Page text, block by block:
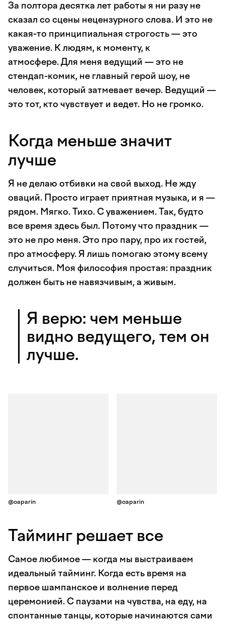
За полтора десятка лет работы я ни разу не
сказал со сцены нецензурного слова. И это не
какая-то принципиальная строгость — это
уважение. К людям, к моменту, к
атмосфере. Для меня ведущий — это не
стендап-комик, не главный герой шоу, не
человек, который затмевает вечер. Ведущий —
это тот, кто чувствует и ведет. Но не громко.
Когда меньше значит
лучше
Я не делаю отбивки на свой выход. Не жду
оваций. Просто играет приятная музыка, и я —
рядом. Мягко. Тихо. С уважением. Так, будто
все время здесь был. Потому что праздник —
это не про меня. Это про пару, про их гостей,
про атмосферу. Я лишь помогаю этому всему
случиться. Моя философия простая: праздник
должен быть не навязчивым, а живым.
Я верю: чем меньше
видно ведущего, тем он
лучше.
@oaparin @oaparin
Тайминг решает все
Самое любимое — когда мы выстраиваем
идеальный тайминг. Когда есть время на
первое шампанское и волнение перед
церемонией. С паузами на чувства, на еду, на
спонтанные танцы, которые начинаются сами